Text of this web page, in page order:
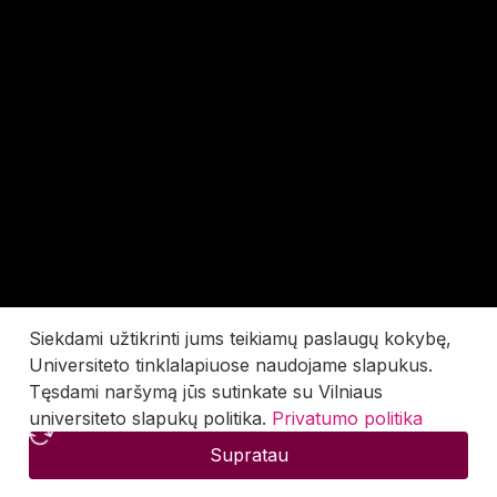
Siekdami užtikrinti jums teikiamų paslaugų kokybę,
Universiteto tinklalapiuose naudojame slapukus.
Tęsdami naršymą jūs sutinkate su Vilniaus
universiteto slapukų politika. Privatumo politika
Supratau